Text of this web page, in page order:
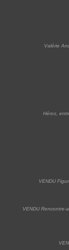
Valérie
Héros,
VENDU
VENDU Rencontre-